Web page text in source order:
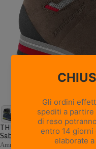
THUNDER GTX - Marrone /
Sabbia
Ammortizzazione e stabilità